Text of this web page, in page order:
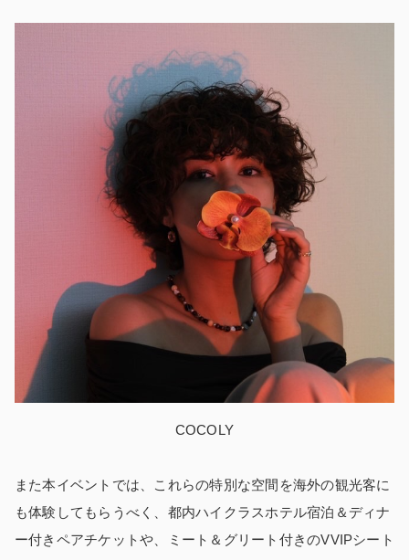
COCOLY
また本イベントでは、これらの特別な空間を海外の観光客に
も体験してもらうべく、都内ハイクラスホテル宿泊＆ディナ
ー付きペアチケットや、ミート＆グリート付きのVVIPシート